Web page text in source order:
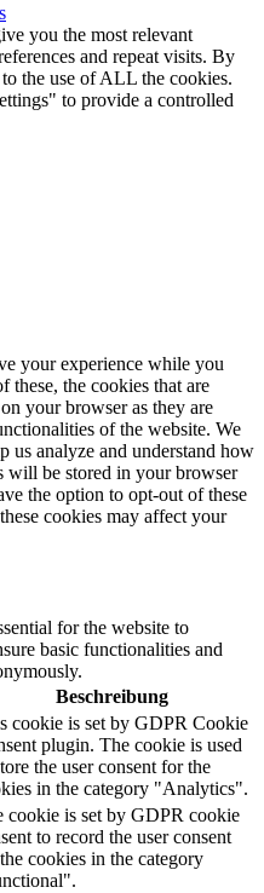
you the most relevant
and repeat visits. By
the use of ALL the cookies.
to provide a controlled
your experience while you
these, the cookies that are
your browser as they are
of the website. We
us analyze and understand how
will be stored in your browser
the option to opt-out of these
cookies may affect your
for the website to
basic functionalities and
Beschreibung
cookie is set by GDPR Cookie
plugin. The cookie is used
the user consent for the
in the category "Analytics".
cookie is set by GDPR cookie
to record the user consent
cookies in the category